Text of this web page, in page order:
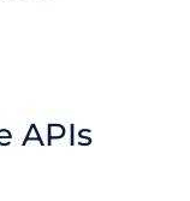
APIs